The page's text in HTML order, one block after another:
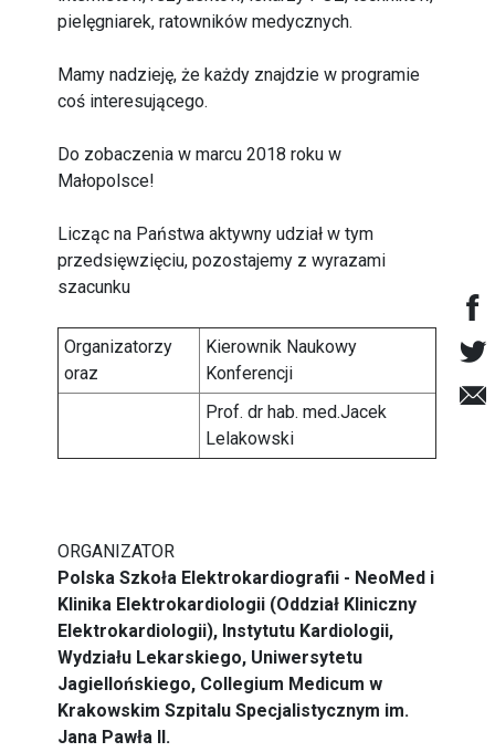
pielęgniarek, ratowników medycznych.
Mamy nadzieję, że każdy znajdzie w programie
coś interesującego.
Do zobaczenia w marcu 2018 roku w
Małopolsce!
Licząc na Państwa aktywny udział w tym
przedsięwzięciu, pozostajemy z wyrazami
szacunku
Organizatorzy
oraz
Kierownik Naukowy
Konferencji
Prof. dr hab. med.Jacek
Lelakowski
ORGANIZATOR
Polska Szkoła Elektrokardiografii - NeoMed i
Klinika Elektrokardiologii (Oddział Kliniczny
Elektrokardiologii), Instytutu Kardiologii,
Wydziału Lekarskiego, Uniwersytetu
Jagiellońskiego, Collegium Medicum w
Krakowskim Szpitalu Specjalistycznym im.
Jana Pawła II.